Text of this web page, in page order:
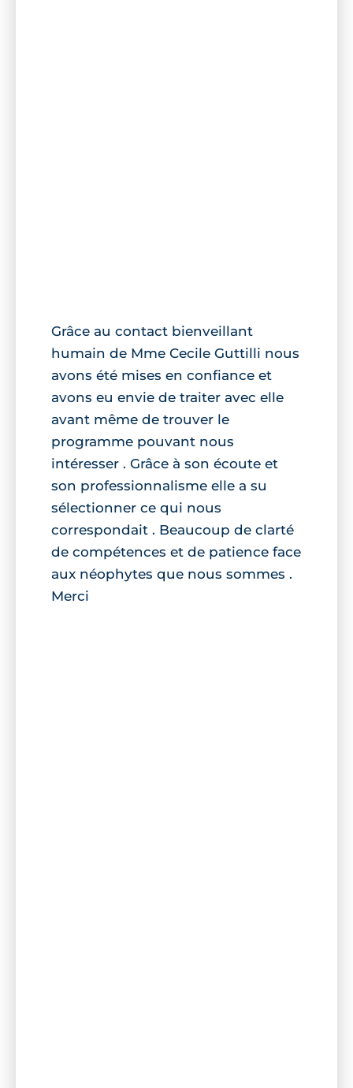
Grâce au contact bienveillant
humain de Mme Cecile Guttilli nous
avons été mises en confiance et
avons eu envie de traiter avec elle
avant même de trouver le
programme pouvant nous
intéresser . Grâce à son écoute et
son professionnalisme elle a su
sélectionner ce qui nous
correspondait . Beaucoup de clarté
de compétences et de patience face
aux néophytes que nous sommes .
Merci